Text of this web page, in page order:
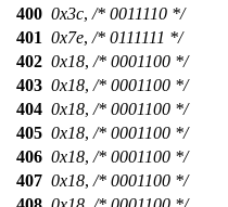
400 0x3c, /* 0011110 */
401 0x7e, /* 0111111 */
402 0x18, /* 0001100 */
403 0x18, /* 0001100 */
404 0x18, /* 0001100 */
405 0x18, /* 0001100 */
406 0x18, /* 0001100 */
407 0x18, /* 0001100 */